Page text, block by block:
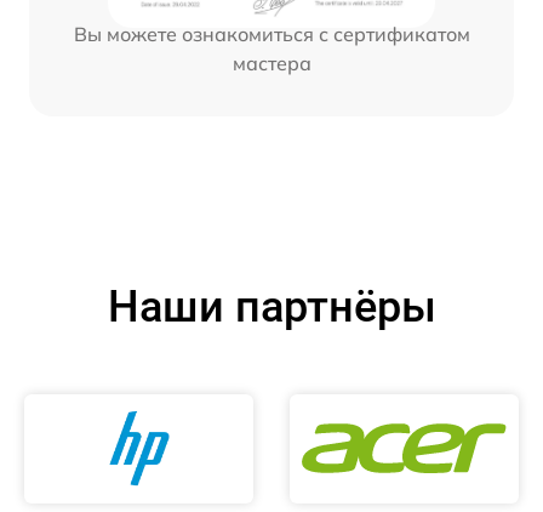
Вы можете ознакомиться с сертификатом
мастера
Наши партнёры